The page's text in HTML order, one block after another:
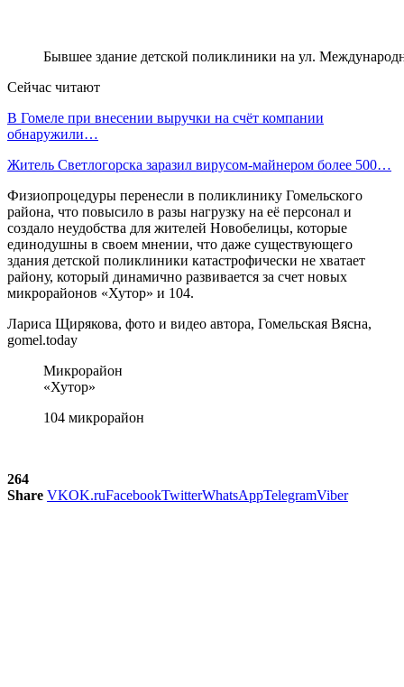
Бывшее здание детской поликлиники на ул.
Сейчас читают
В Гомеле при внесении выручки на счёт компании
обнаружили…
Житель Светлогорска заразил вирусом-майнером более 500…
Физиопроцедуры перенесли в поликлинику Гомельского
района, что повысило в разы нагрузку на её персонал и
создало неудобства для жителей Новобелицы, которые
единодушны в своем мнении, что даже существующего
здания детской поликлиники катастрофически не хватает
району, который динамично развивается за счет новых
микрорайонов «Хутор» и 104.
Лариса Щирякова, фото и видео автора, Гомельская Вясна,
gomel.today
Микрорайон
«Хутор»
104 микрорайон
264
Share VKOK.ruFacebookTwitterWhatsAppTelegramViber